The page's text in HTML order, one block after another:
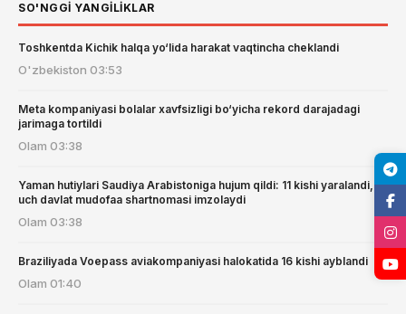
SO'NGGI YANGILIKLAR
Toshkentda Kichik halqa yo‘lida harakat vaqtincha cheklandi
O'zbekiston 03:53
Meta kompaniyasi bolalar xavfsizligi bo‘yicha rekord darajadagi
jarimaga tortildi
Olam 03:38
Yaman hutiylari Saudiya Arabistoniga hujum qildi: 11 kishi yaralandi,
uch davlat mudofaa shartnomasi imzolaydi
Olam 03:38
Braziliyada Voepass aviakompaniyasi halokatida 16 kishi ayblandi
Olam 01:40